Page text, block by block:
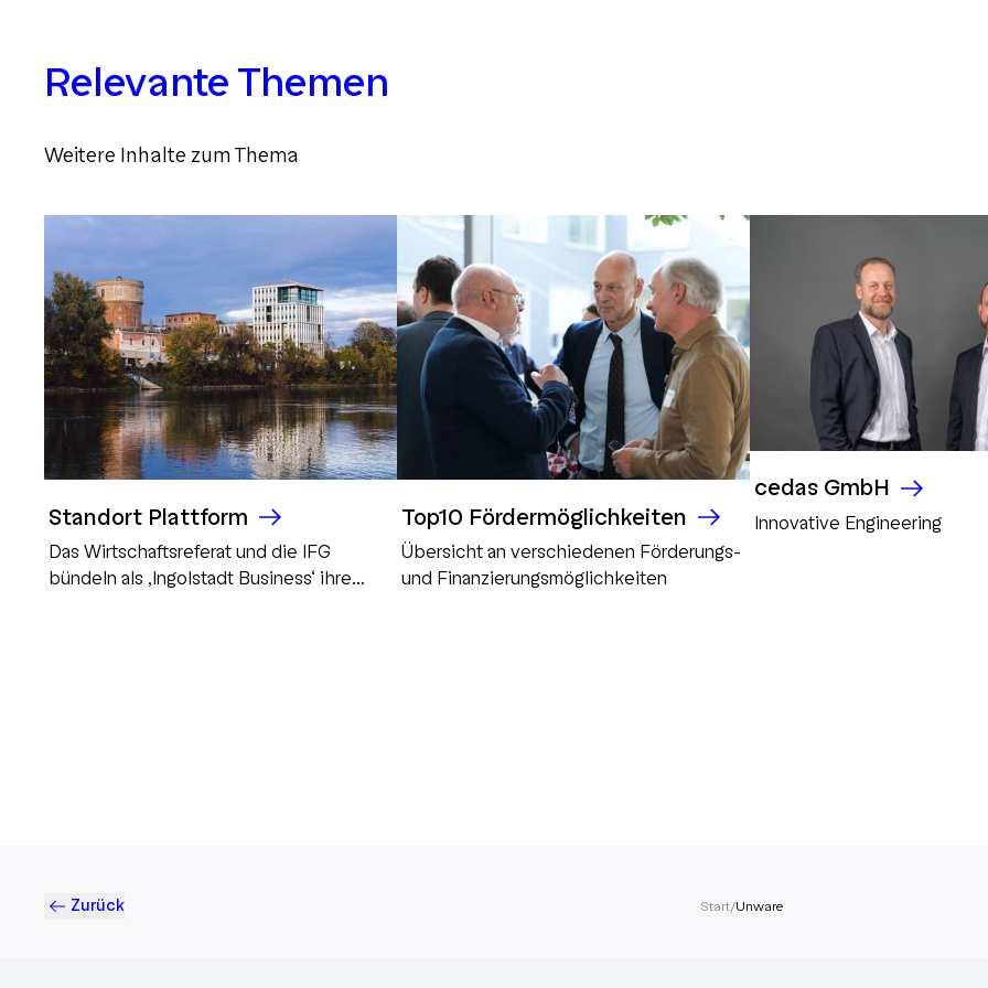
Relevante Themen
Weitere Inhalte zum Thema
Standort Plattform
Das Wirtschaftsreferat und die IFG
bündeln als ‚Ingolstadt Business‘ ihre
Top10 Fördermöglichkeiten
Übersicht an verschiedenen Förderungs-
und Finanzierungsmöglichkeiten
cedas GmbH
Innovative Engineering
Zurück Start/Unware